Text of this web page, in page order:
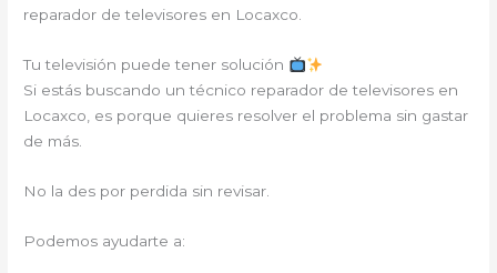
reparador de televisores en Locaxco.
Tu televisión puede tener solución
Si estás buscando un técnico reparador de televisores en
Locaxco, es porque quieres resolver el problema sin gastar
de más.
No la des por perdida sin revisar.
Podemos ayudarte a: